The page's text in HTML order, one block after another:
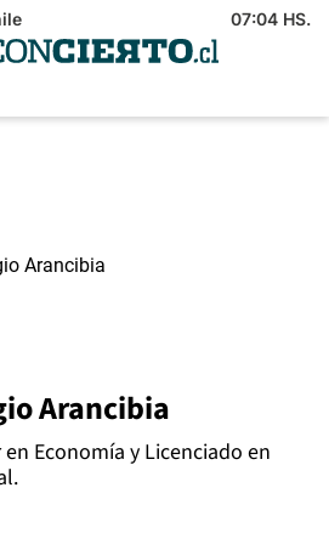
07:04 HS.
Arancibia
Economía y Licenciado en